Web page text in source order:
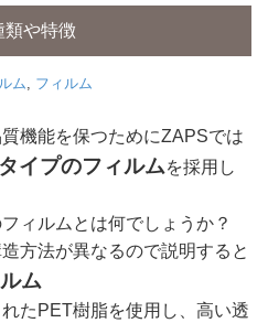
類や特徴
ム フィルム
機能を保つためにZAPSでは
イプのフィルムを採用し
ィルムとは何でしょうか？
方法が異なるので説明すると
ム
たPET樹脂を使用し、高い透